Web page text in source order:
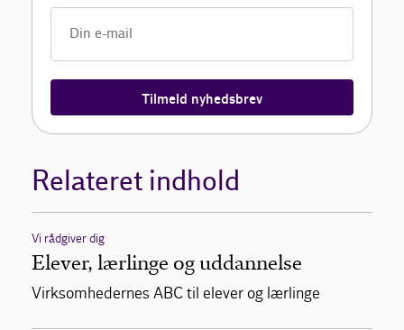
Tilmeld nyhedsbrev
Relateret indhold
Vi rådgiver dig
Elever, lærlinge og uddannelse
Virksomhedernes ABC til elever og lærlinge